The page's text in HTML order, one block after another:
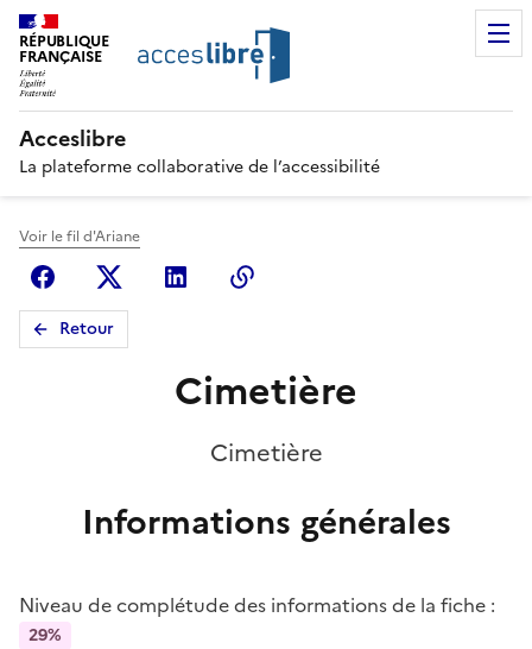
RÉPUBLIQUE
FRANÇAISE
Acceslibre
La plateforme collaborative de l’accessibilité
Voir le fil d'Ariane
FacebookX (anciennement Twitter)
Linkedin
Retour
Cimetière
Cimetière
Informations générales
Niveau de complétude des informations de la fiche :
29%